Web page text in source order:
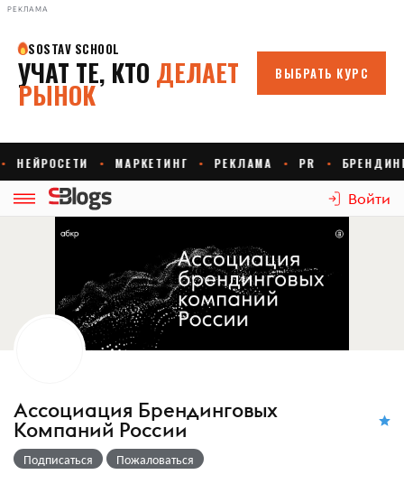
РЕКЛАМА
Войти
Ассоциация Брендинговых
Компаний России
Подписаться Пожаловаться